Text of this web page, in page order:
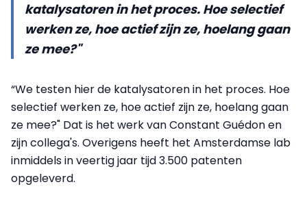
katalysatoren in het proces. Hoe selectief
werken ze, hoe actief zijn ze, hoelang gaan
ze mee?"
“We testen hier de katalysatoren in het proces. Hoe
selectief werken ze, hoe actief zijn ze, hoelang gaan
ze mee?" Dat is het werk van Constant Guédon en
zijn collega's. Overigens heeft het Amsterdamse lab
inmiddels in veertig jaar tijd 3.500 patenten
opgeleverd.